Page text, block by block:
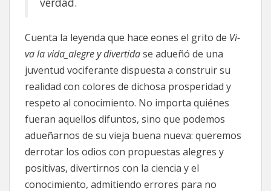
Cuenta la leyenda que hace eones el grito de Vi-
va la vida_alegre y divertidase adueñó de una
juventud vociferante dispuesta a construir su
realidad con colores de dichosa prosperidad y
respeto al conocimiento. No importa quiénes
fueran aquellos difuntos, sino que podemos
adueñarnos de su vieja buena nueva: queremos
derrotar los odios con propuestas alegres y
positivas, divertirnos con la ciencia y el
conocimiento, admitiendo errores para no